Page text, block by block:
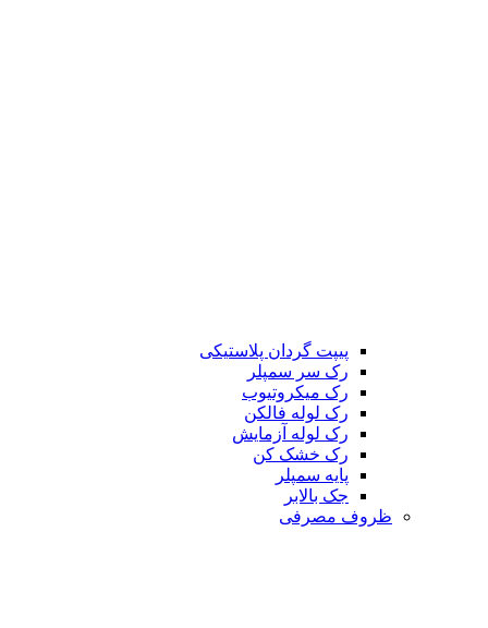
پیپت گردان پلاستیکی
رک سر سمپلر
رک میکروتیوب
رک لوله فالکن
رک لوله آزمایش
رک خشک کن
پایه سمپلر
جک بالابر
ظروف مصرفی